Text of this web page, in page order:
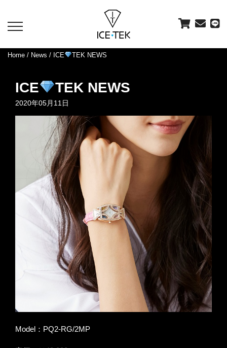
toggle
Home / News / ICE TEK NEWS
ICE TEK NEWS
2020年05月11日
Model：PQ2-RG/2MP